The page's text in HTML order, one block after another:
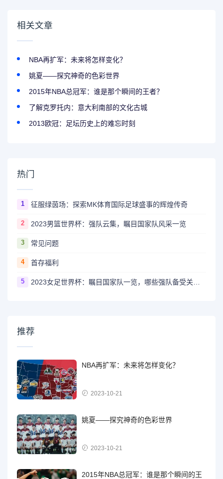
相关文章
NBA再扩军：未来将怎样变化？
姚夏——探究神奇的色彩世界
2015年NBA总冠军：谁是那个瞬间的王者？
了解克罗托内：意大利南部的文化古城
2013欧冠：足坛历史上的难忘时刻
热门
1 征服绿茵场：探索MK体育国际足球盛事的辉煌传奇
2 2023男篮世界杯：强队云集，瞩目国家队风采一览
3 常见问题
4 首存福利
5
推荐
NBA再扩军：未来将怎样变化？
2023-10-21
姚夏——探究神奇的色彩世界
2023-10-21
2015年NBA总冠军：谁是那个瞬间的王